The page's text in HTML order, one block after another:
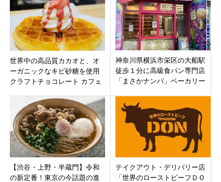
世界中の高品質カカオと、オ
ーガニックなキビ砂糖を使用
クラフトチョコレート カフェ
東京都中野区新井
神奈川県横浜市栄区の大船駅
徒歩１分に高級食パン専門店
「まさかナンパ」ベーカリー
ロデュース
【渋谷・上野・半蔵門】令和
の新定番！東京の今話題の進
テイクアウト・デリバリー店
「世界のローストビーフＤＯ